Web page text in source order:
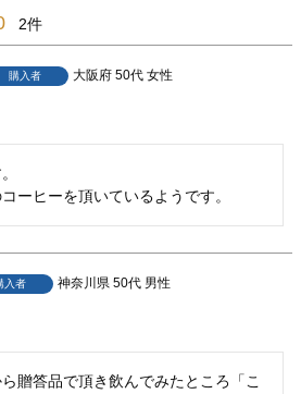
2
購入者 大阪府 50代 女性
ーヒーを頂いているようです。
入者 神奈川県 50代 男性
贈答品で頂き飲んでみたところ「こ